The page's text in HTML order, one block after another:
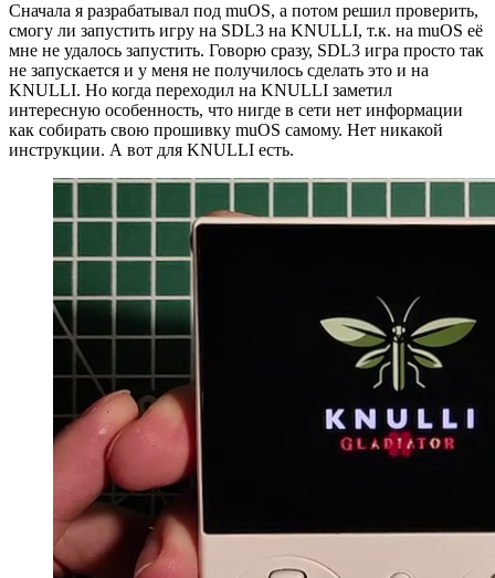
Сначала я разрабатывал под muOS, а потом решил проверить,
смогу ли запустить игру на SDL3 на KNULLI, т.к. на muOS её
мне не удалось запустить. Говорю сразу, SDL3 игра просто так
не запускается и у меня не получилось сделать это и на
KNULLI. Но когда переходил на KNULLI заметил
интересную особенность, что нигде в сети нет информации
как собирать свою прошивку muOS самому. Нет никакой
инструкции. А вот для KNULLI есть.